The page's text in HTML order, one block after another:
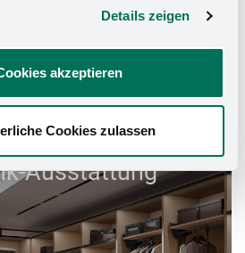
Details zeigen
akzeptieren
Cookies zulassen
Ausstattung